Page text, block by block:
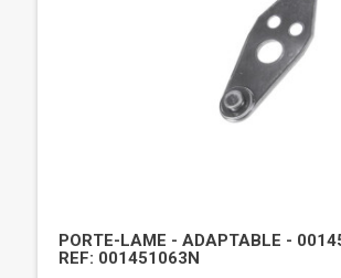
PORTE-LAME - ADAPTABLE -
REF: 001451063N